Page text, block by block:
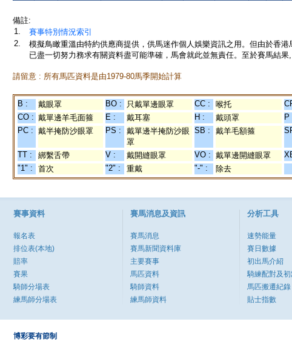
備註:
1.
賽事特別情況索引
2.
模擬鳥瞰重溫由特約供應商提供，供馬迷作個人娛樂資訊之用。但由於香
已盡一切努力務求有關資料盡可能準確，馬會就此並無責任。至於賽馬結果
請留意 : 所有馬匹資料是由1979-80馬季開始計算
B : 戴眼罩 BO : 只戴單邊眼罩 CC : 喉托
CO : 戴單邊羊毛面箍 E : 戴耳塞 H : 戴頭罩 P
PC : 戴半掩防沙眼罩 PS :
戴單邊半掩防沙眼
罩
SB : 戴羊毛額箍
TT : 綁繫舌帶 V : 戴開縫眼罩 VO : 戴單邊開縫眼罩
"1" :
首次 "2" : 重戴 "-" : 除去
賽事資料
報名表
排位表(本地)
賠率
賽果
騎師分場表
練馬師分場表
賽馬消息及資訊
賽馬消息
賽馬新聞資料庫
主要賽事
馬匹資料
騎師資料
練馬師資料
分析工具
速勢能量
賽日數據
初出馬介紹
騎練配對及
馬匹搬遷紀錄
貼士指數
博彩要有節制